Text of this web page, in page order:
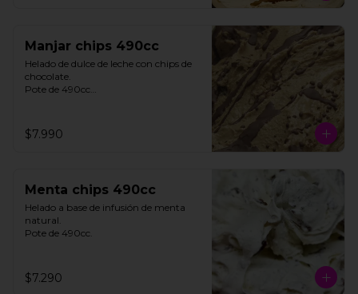
Manjar chips 490cc
Helado de dulce de leche con chips de
chocolate.
Pote de 490cc
$7.990
Menta chips 490cc
Helado a base de infusión de menta
natural.
Pote de 490cc.
$7.290